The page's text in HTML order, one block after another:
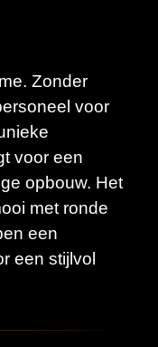
Zonder
voor
voor een
opbouw. Het
met ronde
een
een stijlvol